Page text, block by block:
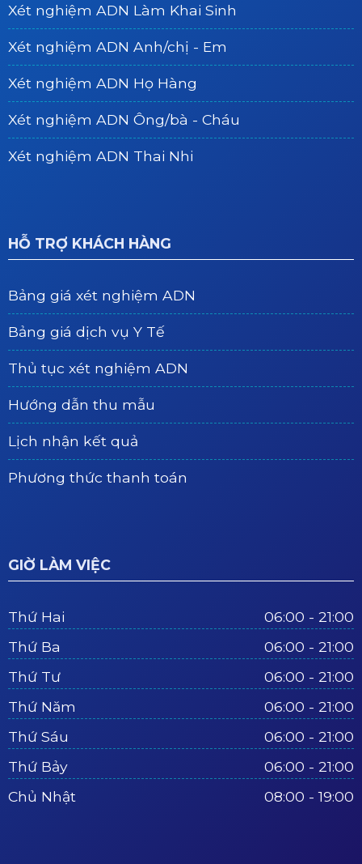
Xét nghiệm ADN Làm Khai Sinh
Xét nghiệm ADN Anh/chị - Em
Xét nghiệm ADN Họ Hàng
Xét nghiệm ADN Ông/bà - Cháu
Xét nghiệm ADN Thai Nhi
HỖ TRỢ KHÁCH HÀNG
Bảng giá xét nghiệm ADN
Bảng giá dịch vụ Y Tế
Thủ tục xét nghiệm ADN
Hướng dẫn thu mẫu
Lịch nhận kết quả
Phương thức thanh toán
GIỜ LÀM VIỆC
Thứ Hai
06:00 - 21:00
Thứ Ba
06:00 - 21:00
Thứ Tư
06:00 - 21:00
Thứ Năm
06:00 - 21:00
Thứ Sáu
06:00 - 21:00
Thứ Bảy
06:00 - 21:00
Chủ Nhật
08:00 - 19:00